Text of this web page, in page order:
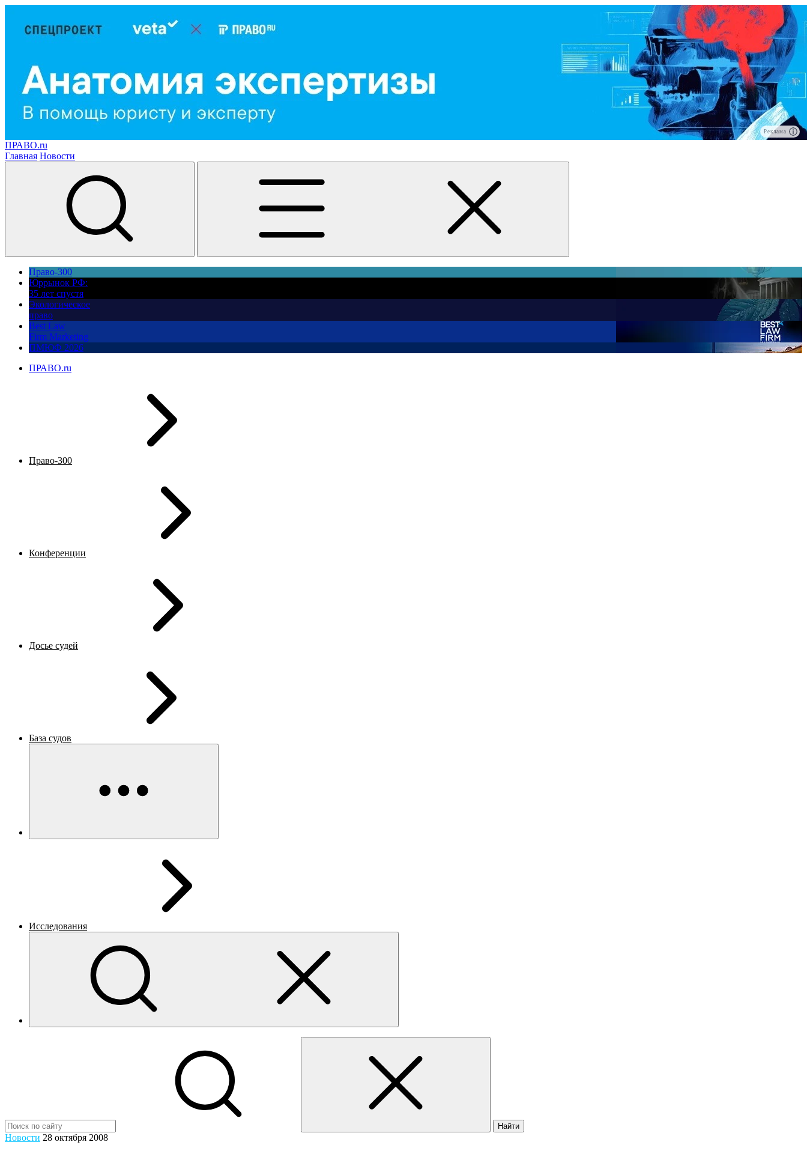
Реклама
ПРАВО.ru
Главная Новости
Право-300
Юррынок РФ:
35 лет спустя
Экологическое
право
Best Law
Firm Marketing
ПМЮФ 2026
ПРАВО.ru
Право-300
Конференции
Досье судей
База судов
Исследования
Найти
Новости 28 октября 2008